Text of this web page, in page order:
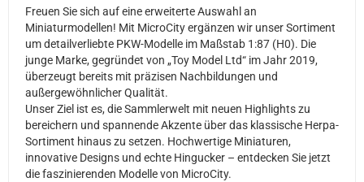
Freuen Sie sich auf eine erweiterte Auswahl an
Miniaturmodellen! Mit MicroCity ergänzen wir unser Sortiment
um detailverliebte PKW-Modelle im Maßstab 1:87 (H0). Die
junge Marke, gegründet von „Toy Model Ltd“ im Jahr 2019,
überzeugt bereits mit präzisen Nachbildungen und
außergewöhnlicher Qualität.
Unser Ziel ist es, die Sammlerwelt mit neuen Highlights zu
bereichern und spannende Akzente über das klassische Herpa-
Sortiment hinaus zu setzen. Hochwertige Miniaturen,
innovative Designs und echte Hingucker – entdecken Sie jetzt
die faszinierenden Modelle von MicroCity.